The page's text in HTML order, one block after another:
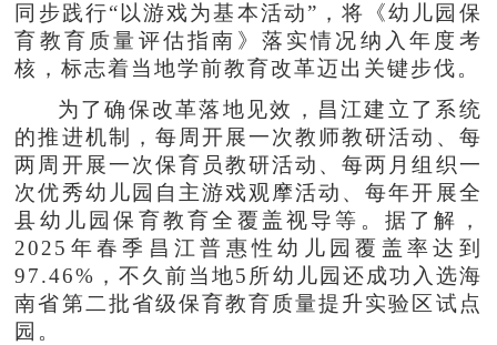
同步践行“以游戏为基本活动”，将《幼儿园保
育教育质量评估指南》落实情况纳入年度考
核，标志着当地学前教育改革迈出关键步伐。
为了确保改革落地见效，昌江建立了系统
的推进机制，每周开展一次教师教研活动、每
两周开展一次保育员教研活动、每两月组织一
次优秀幼儿园自主游戏观摩活动、每年开展全
县幼儿园保育教育全覆盖视导等。据了解，
2025年春季昌江普惠性幼儿园覆盖率达到
97.46%，不久前当地5所幼儿园还成功入选海
南省第二批省级保育教育质量提升实验区试点
园。